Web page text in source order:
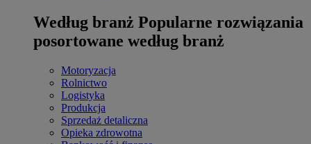
Według branż Popularne rozwiązania
posortowane według branż
Motoryzacja
Rolnictwo
Logistyka
Produkcja
Sprzedaż detaliczna
Opieka zdrowotna